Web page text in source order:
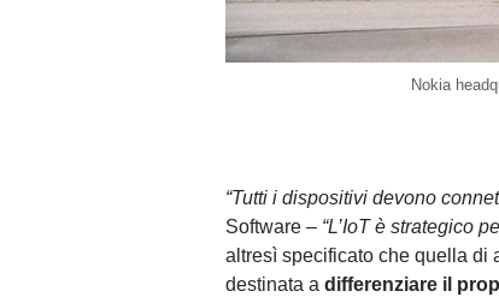
Nokia
“Tutti i dispositivi devono
Software – “L’IoT è strategico
altresì specificato che quella di
destinata a differenziare il